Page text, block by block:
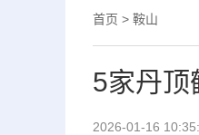
首页 > 鞍山
5家丹顶
2026-01-16